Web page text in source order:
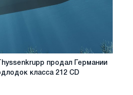
продал Германии
класса 212 CD